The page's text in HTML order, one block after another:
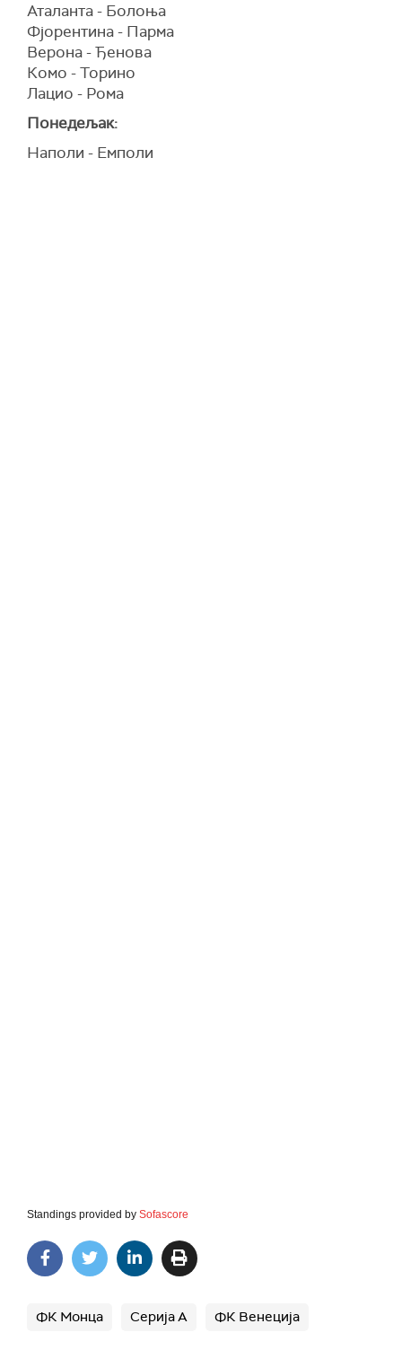
Аталанта - Болоња
Фјорентина - Парма
Верона - Ђенова
Комо - Торино
Лацио - Рома
Понедељак:
Наполи - Емполи
Standings provided by Sofascore
ФК Монца Серија А ФК Венеција